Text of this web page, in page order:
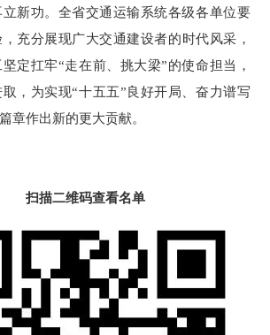
新功。全省交通运输系统各级各单位要
， 充分展现广大交通建设者的时代风采，
定扛牢“走在前、挑大梁”的使命担当，
，为实现“十五五”良好开局、奋力谱写
章作出新的更大贡献。
扫描二维码查看名单